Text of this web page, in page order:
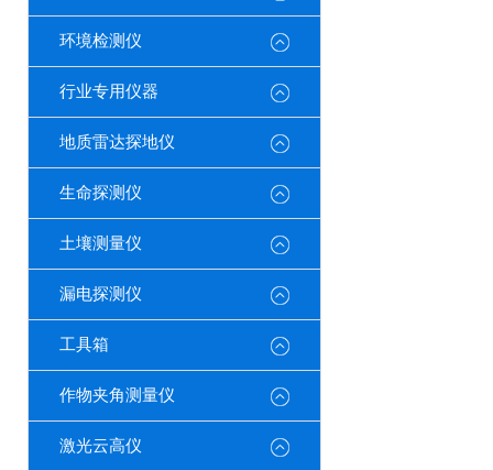
环境检测仪
行业专用仪器
地质雷达探地仪
生命探测仪
土壤测量仪
漏电探测仪
工具箱
作物夹角测量仪
激光云高仪